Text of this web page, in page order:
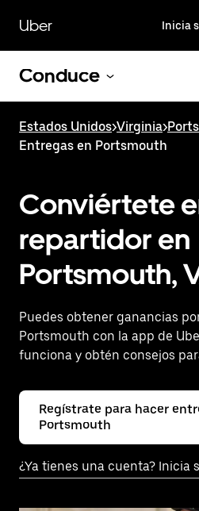
contenido
principal
Uber Inicia
Conduce
Estados Unidos>Virginia>
Entregas en Portsmouth
Conviértete
repartidor en
Portsmouth,
Puedes obtener ganancias
Portsmouth con la app de
funciona y obtén consejos
Regístrate para hacer
Portsmouth
¿Ya tienes una cuenta? Inicia